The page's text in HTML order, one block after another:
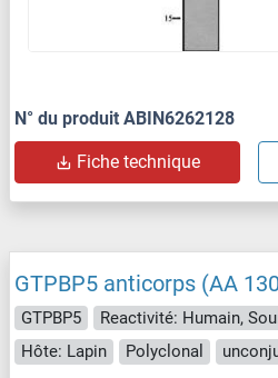
N° du produit ABIN6262128
Fiche technique
GTPBP5 anticorps (AA
GTPBP5 Reactivité: Humain,
Hôte: Lapin
Polyclonal